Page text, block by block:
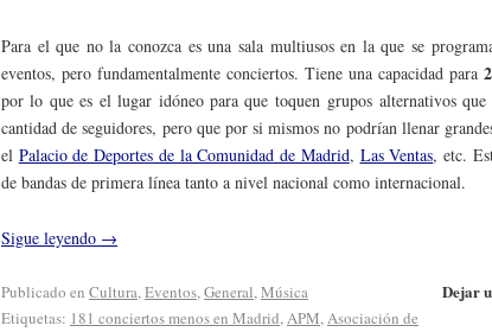
Para el que no la conozca es una sala multiusos en la que se
eventos, pero fundamentalmente conciertos. Tiene una capacidad para
por lo que es el lugar idóneo para que toquen grupos alternativos que
cantidad de seguidores, pero que por si mismos no podrían llenar
el Palacio de Deportes de la Comunidad de Madrid, Las Ventas, etc.
de bandas de primera línea tanto a nivel nacional como internacional.
Sigue leyendo →
Dejar
Publicado en Cultura,Eventos,General,Música
Etiquetas: 181 conciertos menos en Madrid,APM,Asociación de